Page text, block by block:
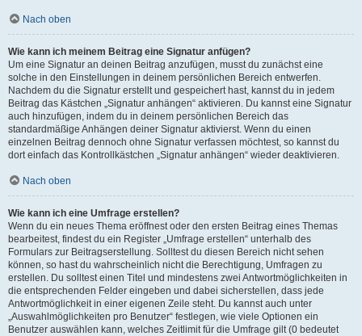
Nach oben
Wie kann ich meinem Beitrag eine Signatur anfügen?
Um eine Signatur an deinen Beitrag anzufügen, musst du zunächst eine
solche in den Einstellungen in deinem persönlichen Bereich entwerfen.
Nachdem du die Signatur erstellt und gespeichert hast, kannst du in jedem
Beitrag das Kästchen „Signatur anhängen“ aktivieren. Du kannst eine Signatur
auch hinzufügen, indem du in deinem persönlichen Bereich das
standardmäßige Anhängen deiner Signatur aktivierst. Wenn du einen
einzelnen Beitrag dennoch ohne Signatur verfassen möchtest, so kannst du
dort einfach das Kontrollkästchen „Signatur anhängen“ wieder deaktivieren.
Nach oben
Wie kann ich eine Umfrage erstellen?
Wenn du ein neues Thema eröffnest oder den ersten Beitrag eines Themas
bearbeitest, findest du ein Register „Umfrage erstellen“ unterhalb des
Formulars zur Beitragserstellung. Solltest du diesen Bereich nicht sehen
können, so hast du wahrscheinlich nicht die Berechtigung, Umfragen zu
erstellen. Du solltest einen Titel und mindestens zwei Antwortmöglichkeiten in
die entsprechenden Felder eingeben und dabei sicherstellen, dass jede
Antwortmöglichkeit in einer eigenen Zeile steht. Du kannst auch unter
„Auswahlmöglichkeiten pro Benutzer“ festlegen, wie viele Optionen ein
Benutzer auswählen kann, welches Zeitlimit für die Umfrage gilt (0 bedeutet